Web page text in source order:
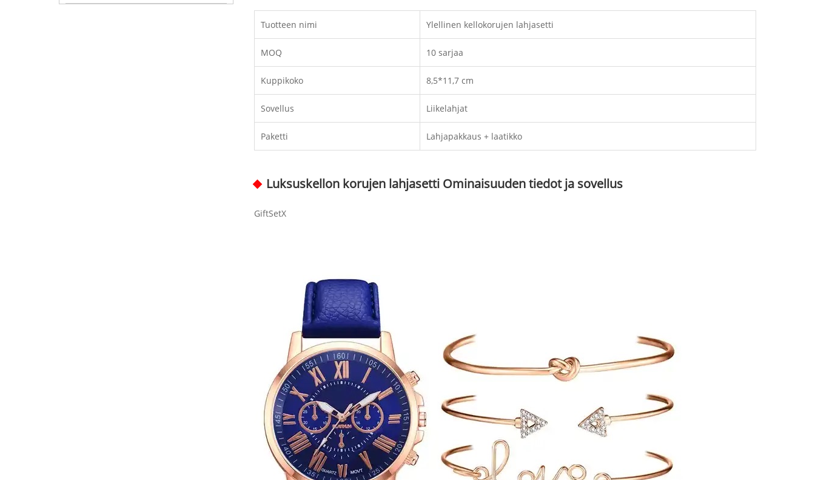
Tuotteen nimi Ylellinen kellokorujen lahjasetti
MOQ 10 sarjaa
Kuppikoko 8,5*11,7 cm
Sovellus Liikelahjat
Paketti Lahjapakkaus + laatikko
Luksuskellon korujen lahjasetti Ominaisuuden tiedot ja sovellus
GiftSetX